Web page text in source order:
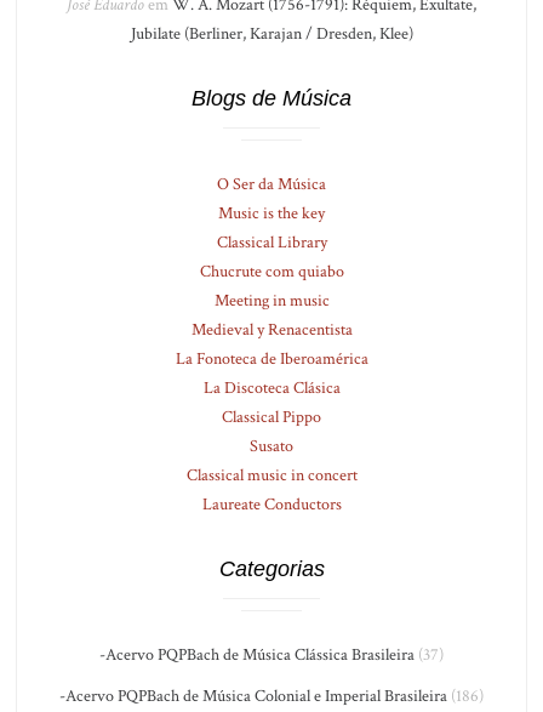
José Eduardoem W. A. Mozart (1756-1791): Réquiem, Exultate,
Jubilate (Berliner, Karajan / Dresden, Klee)
Blogs de Música
O Ser da Música
Music is the key
Classical Library
Chucrute com quiabo
Meeting in music
Medieval y Renacentista
La Fonoteca de Iberoamérica
La Discoteca Clásica
Classical Pippo
Susato
Classical music in concert
Laureate Conductors
Categorias
-Acervo PQPBach de Música Clássica Brasileira (37)
-Acervo PQPBach de Música Colonial e Imperial Brasileira (186)